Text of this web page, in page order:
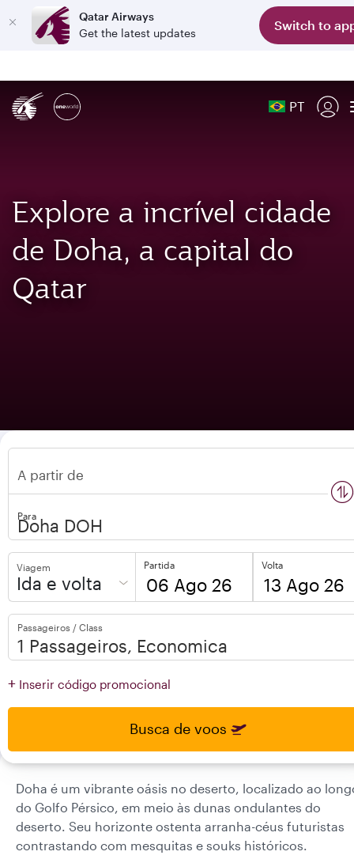
Qatar Airways
Get the latest updates
Switch to
PT
Explore a incrível cidade
de Doha, a capital do
Qatar
A partir de
n
Para
Viagem
Ida e volta
Partida
to
calendar
enter
new
date
please
use
arrow
or
you
Volta
to
date
please
use
arrow
or
you
Passageiros / Class
+ Inserir código promocional
Busca de voos
Doha é um vibrante oásis no deserto, localizado ao
do Golfo Pérsico, em meio às dunas ondulantes do
deserto. Seu horizonte ostenta arranha-céus futuristas
contrastando com mesquitas e souks históricos.